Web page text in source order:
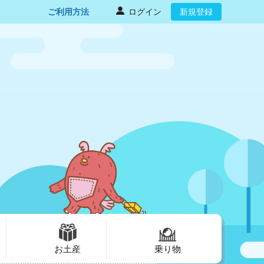
ご利用方法 ログイン 新規登録
お土産 乗り物